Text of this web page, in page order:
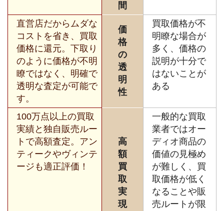
間
直営店だからムダな
コストを省き、買取
価格に還元。下取り
のように価格が不明
瞭ではなく、明確で
透明な査定が可能で
す。
価
格
の
透
明
性
買取価格が不
明瞭な場合が
多く、価格の
説明が十分で
はないことが
ある
100万点以上の買取
実績と独自販売ルー
トで高額査定。アン
ティークやヴィンテ
ージも適正評価！
高
額
買
取
実
現
一般的な買取
業者ではオー
ディオ商品の
価値の見極め
が難しく、買
取価格が低く
なることや販
売ルートが限